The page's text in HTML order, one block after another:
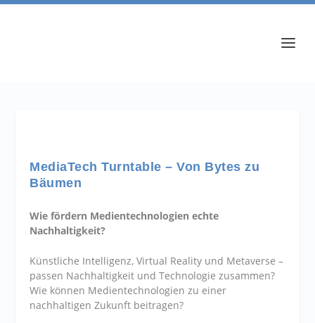
MediaTech Turntable – Von Bytes zu
Bäumen
Wie fördern Medientechnologien echte
Nachhaltigkeit?
Künstliche Intelligenz, Virtual Reality und Metaverse –
passen Nachhaltigkeit und Technologie zusammen?
Wie können Medientechnologien zu einer
nachhaltigen Zukunft beitragen?